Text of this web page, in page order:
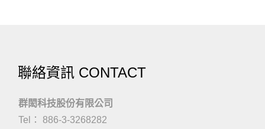
聯絡資訊 CONTACT
群閎科技股份有限公司
Tel： 886-3-3268282